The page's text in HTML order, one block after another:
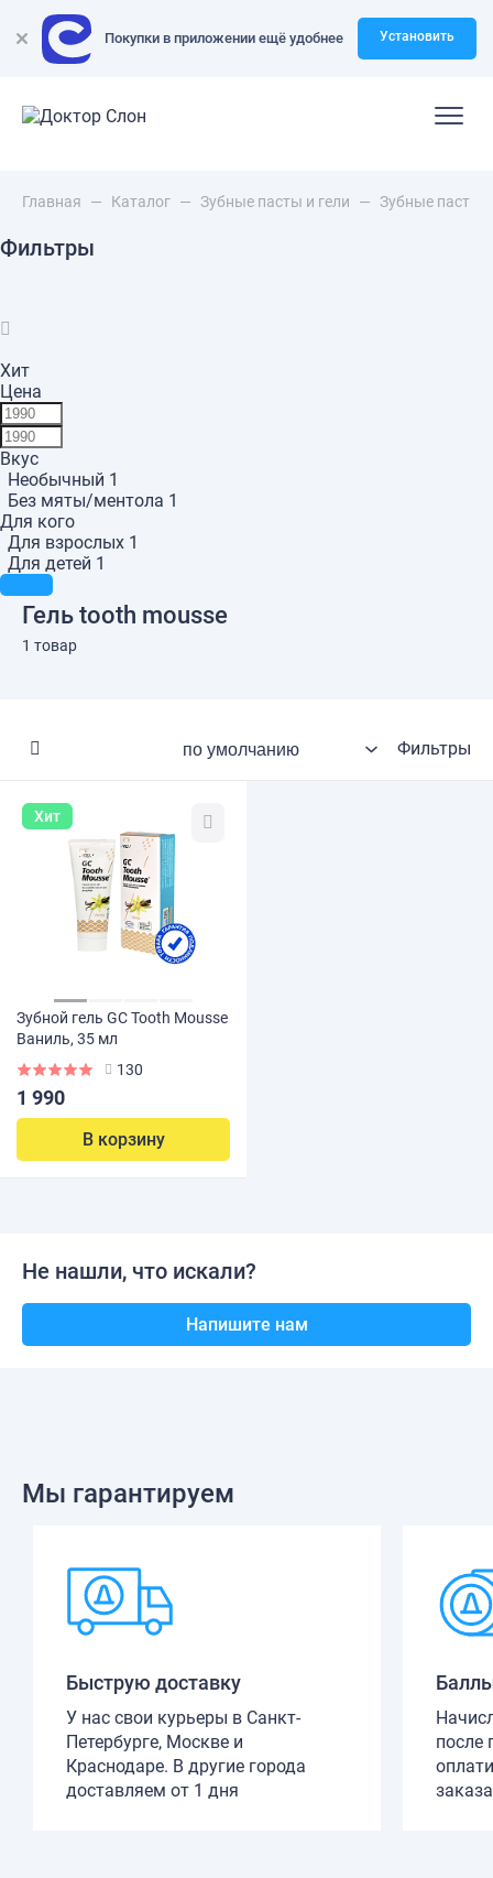
Покупки в приложении ещё удобнее Установить
Главная — Каталог — Зубные пасты и гели — Зубные пасты
Фильтры
Хит
Цена
Вкус
Необычный 1
Без мяты/ментола 1
Для кого
Для взрослых 1
Для детей 1
Гель tooth mousse
1 товар
Фильтры
Хит
Зубной гель GC Tooth Mousse
Ваниль, 35 мл
130
1 990
В корзину
Не нашли, что искали?
Напишите нам
Мы гарантируем
Быструю доставку
У нас свои курьеры в Санкт-
Петербурге, Москве и
Краснодаре. В другие города
доставляем от 1 дня
после
заказа